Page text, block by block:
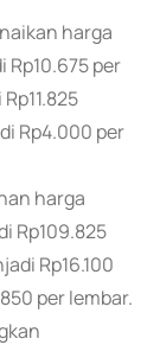
harga
Rp10.675 per
Rp4.000 per
harga
Rp109.825
Rp16.100
per lembar.